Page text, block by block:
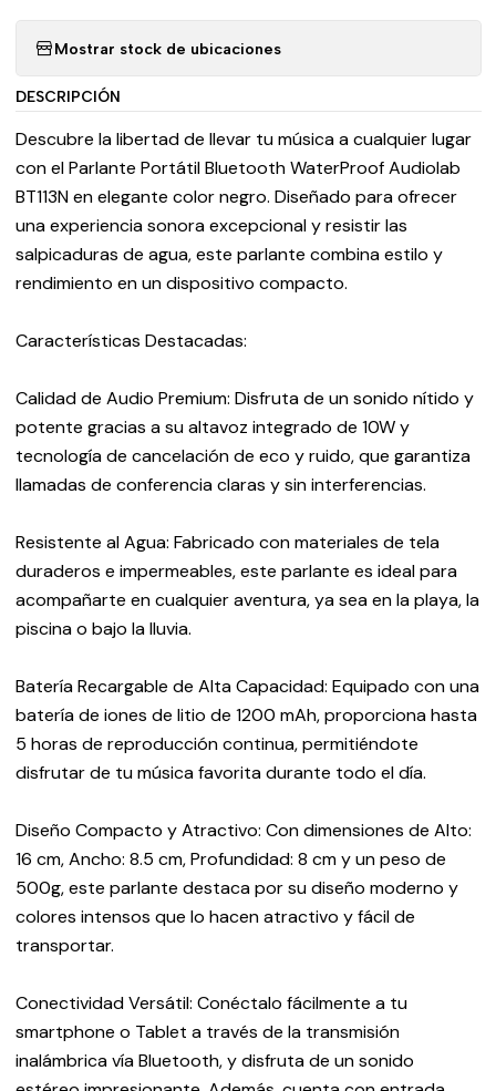
Mostrar stock de ubicaciones
DESCRIPCIÓN
Descubre la libertad de llevar tu música a cualquier lugar
con el Parlante Portátil Bluetooth WaterProof Audiolab
BT113N en elegante color negro. Diseñado para ofrecer
una experiencia sonora excepcional y resistir las
salpicaduras de agua, este parlante combina estilo y
rendimiento en un dispositivo compacto.
Características Destacadas:
Calidad de Audio Premium: Disfruta de un sonido nítido y
potente gracias a su altavoz integrado de 10W y
tecnología de cancelación de eco y ruido, que garantiza
llamadas de conferencia claras y sin interferencias.
Resistente al Agua: Fabricado con materiales de tela
duraderos e impermeables, este parlante es ideal para
acompañarte en cualquier aventura, ya sea en la playa, la
piscina o bajo la lluvia.
Batería Recargable de Alta Capacidad: Equipado con una
batería de iones de litio de 1200 mAh, proporciona hasta
5 horas de reproducción continua, permitiéndote
disfrutar de tu música favorita durante todo el día.
Diseño Compacto y Atractivo: Con dimensiones de Alto:
16 cm, Ancho: 8.5 cm, Profundidad: 8 cm y un peso de
500g, este parlante destaca por su diseño moderno y
colores intensos que lo hacen atractivo y fácil de
transportar.
Conectividad Versátil: Conéctalo fácilmente a tu
smartphone o Tablet a través de la transmisión
inalámbrica vía Bluetooth, y disfruta de un sonido